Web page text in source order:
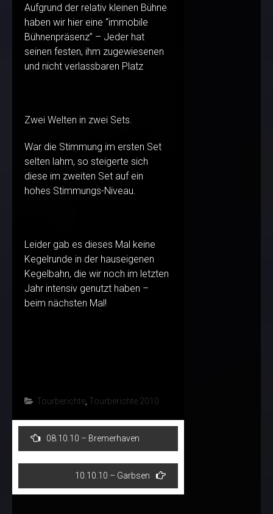
Aufgrund der relativ kleinen Bühne
haben wir hier eine “immobile
Bühnenpräsenz” – Jeder hat
seinen festen, ihm zugewiesenen
und nicht verlassbaren Platz
Zwei Welten in zwei Sets.
War die Stimmung im ersten Set
selten lahm, so steigerte sich
diese im zweiten Set auf ein
hohes Stimmungs-Niveau.
Leider gab es dieses Mal keine
Kegelrunde in der hauseigenen
Kegelbahn, die wir noch im letzten
Jahr intensiv genutzt haben –
beim nächsten Mal!
Tourberichte Tourberichte 2010
Post
navigation
08.10.10 – Bremerhaven
10.10.10 – Garbsen